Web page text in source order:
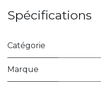
Spécifications
Catégorie
Marque